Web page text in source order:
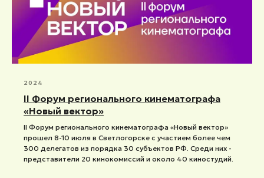
2024
II Форум регионального кинематографа
«Новый вектор»
II Форум регионального кинематографа «Новый вектор»
прошел 8-10 июля в Светлогорске с участием более чем
300 делегатов из порядка 30 субъектов РФ. Среди них -
представители 20 кинокомиссий и около 40 киностудий.